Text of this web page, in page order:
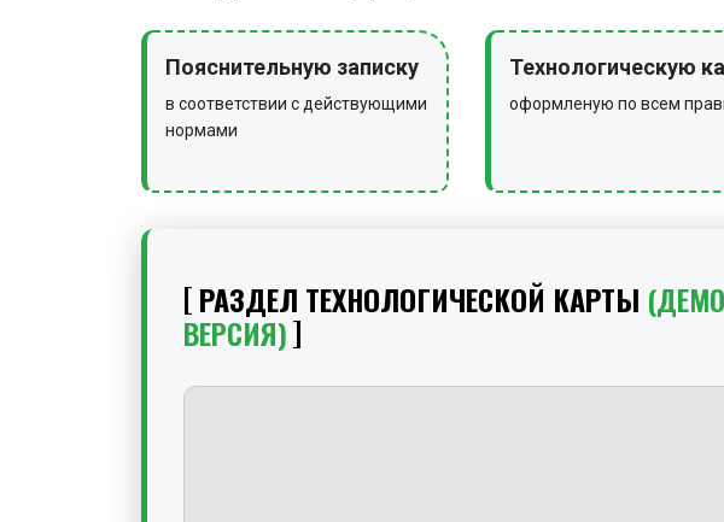
Пояснительную записку
в соответствии с действующими
нормами
Технологическую
оформленую по всем
РАЗДЕЛ ТЕХНОЛОГИЧЕСКОЙ КАРТЫ
ВЕРСИЯ)